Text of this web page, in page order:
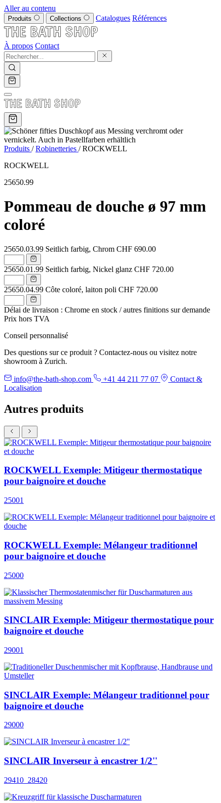
Aller au contenu
Produits Collections Catalogues Références
À propos Contact
Produits / Robinetteries / ROCKWELL
ROCKWELL
25650.99
Pommeau de douche ø 97 mm
coloré
25650.03.99 Seitlich farbig, Chrom CHF 690.00
25650.01.99 Seitlich farbig, Nickel glanz CHF 720.00
25650.04.99 Côte coloré, laiton poli CHF 720.00
Délai de livraison : Chrome en stock / autres finitions sur demande
Prix hors TVA
Conseil personnalisé
Des questions sur ce produit ? Contactez-nous ou visitez notre
showroom à Zurich.
info@the-bath-shop.com +41 44 211 77 07
Contact &
Localisation
Autres produits
ROCKWELL Exemple: Mitigeur thermostatique
pour baignoire et douche
25001
ROCKWELL Exemple: Mélangeur traditionnel
pour baignoire et douche
25000
SINCLAIR Exemple: Mitigeur thermostatique pour
baignoire et douche
29001
SINCLAIR Exemple: Mélangeur traditionnel pour
baignoire et douche
29000
SINCLAIR Inverseur à encastrer 1/2''
29410_28420